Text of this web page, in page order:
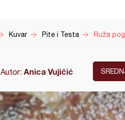
Kuvar Pite i Testa Ruža
Autor: Anica Vujičić